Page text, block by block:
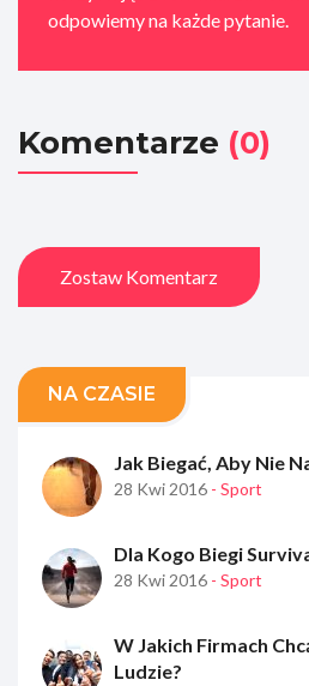
odpowiemy na każde pytanie.
Komentarze (0)
Zostaw Komentarz
NA CZASIE
Jak Biegać, Aby Nie
28 Kwi 2016 - Sport
Dla Kogo Biegi
28 Kwi 2016 - Sport
W Jakich Firmach
Ludzie?